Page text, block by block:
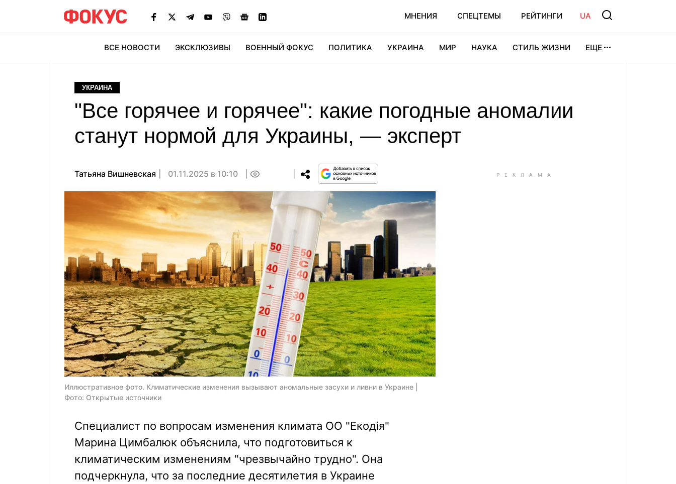
МНЕНИЯ СПЕЦТЕМЫ РЕЙТИНГИ UA
ВСЕ НОВОСТИ ЭКСКЛЮЗИВЫ ВОЕННЫЙ ФОКУС ПОЛИТИКА УКРАИНА МИР НАУКА СТИЛЬ ЖИЗНИ ЕЩЕ
УКРАИНА
"Все горячее и горячее": какие погодные аномалии
станут нормой для Украины, — эксперт
Татьяна Вишневская 01.11.2025 в 10:10
Иллюстративное фото. Климатические изменения вызывают аномальные засухи и ливни в Украине |
Фото: Открытые источники
Специалист по вопросам изменения климата ОО "Екодія"
Марина Цимбалюк объяснила, что подготовиться к
климатическим изменениям "чрезвычайно трудно". Она
подчеркнула, что за последние десятилетия в Украине